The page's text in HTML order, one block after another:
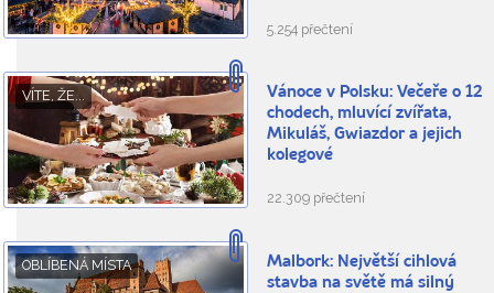
5.254 přečtení
VÍTE, ŽE...
Vánoce v Polsku: Večeře o 12
chodech, mluvící zvířata,
Mikuláš, Gwiazdor a jejich
kolegové
22.309 přečtení
OBLÍBENÁ MÍSTA
Malbork: Největší cihlová
stavba na světě má silný